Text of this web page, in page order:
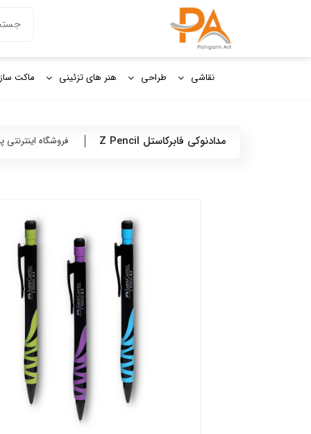
برای:
نقاشی طراحی هنر های تزئینی ماکت
مدادنوکی فابرکاستل Z Pencil فروشگاه اینترنتی